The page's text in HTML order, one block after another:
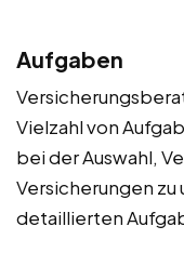
Aufgaben
Vielzahl von
bei der Auswahl,
Versicherungen
detaillierten